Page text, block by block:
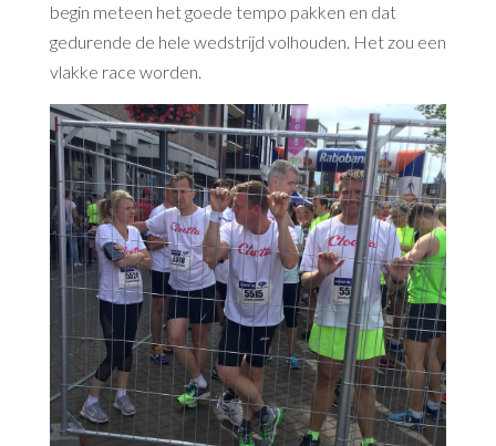
begin meteen het goede tempo pakken en dat
gedurende de hele wedstrijd volhouden. Het zou een
vlakke race worden.